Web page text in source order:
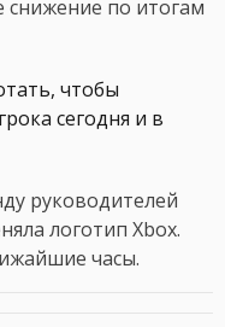
по итогам
чтобы
сегодня и в
руководителей
логотип Xbox.
часы.